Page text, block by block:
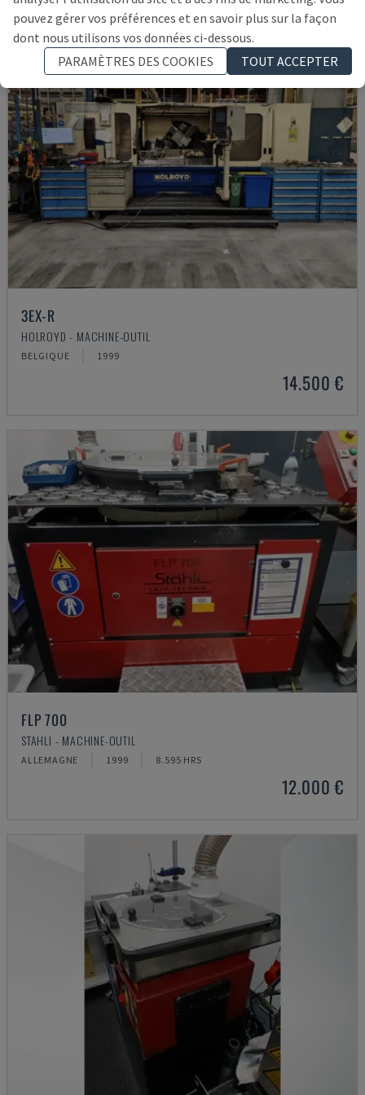
3EX-R
HOLROYD - MACHINE-OUTIL
BELGIQUE 1999
14.500 €
FLP 700
STAHLI - MACHINE-OUTIL
ALLEMAGNE 1999 8.595 HRS
12.000 €
pouvez gérer vos préférences et en savoir plus sur la façon
dont nous utilisons vos données ci-dessous.
PARAMÈTRES DES COOKIES
TOUT ACCEPTER